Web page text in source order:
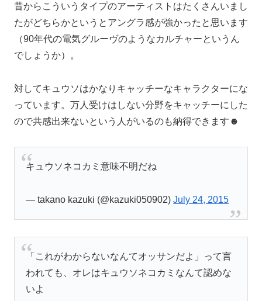
昔からこういうタイプのアーティストはたくさんいまし
たがどちらかというとアングラ感が強かったと思います
（90年代の電気グルーヴのようなカルチャーというん
でしょうか）。
対してキュウソはかなりキャッチーなキャラクターにな
っています。万人受けはしない分野をキャッチーにした
ので共感出来ないという人がいるのも納得できます☻
キュウソネコカミ意味不明だね
— takano kazuki (@kazuki050902)July 24, 2015
「これがわからないなんてオッサンだよ」って言
われても、オレはキュウソネコカミなんて認めな
いよ